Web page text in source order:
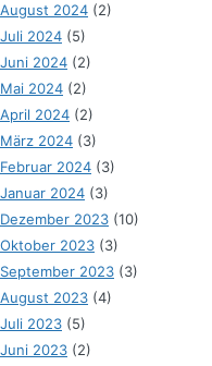
August 2024 (2)
Juli 2024 (5)
Juni 2024 (2)
Mai 2024 (2)
April 2024 (2)
März 2024 (3)
Februar 2024 (3)
Januar 2024 (3)
Dezember 2023 (10)
Oktober 2023 (3)
September 2023 (3)
August 2023 (4)
Juli 2023 (5)
Juni 2023 (2)